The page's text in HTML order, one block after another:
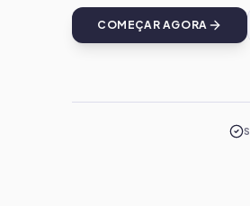
COMEÇAR AGORA